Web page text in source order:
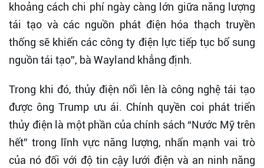
khoảng cách chi phí ngày càng lớn giữa năng lượng
tái tạo và các nguồn phát điện hóa thạch truyền
thống sẽ khiến các công ty điện lực tiếp tục bổ sung
nguồn tái tạo”, bà Wayland khẳng định.
Trong khi đó, thủy điện nổi lên là công nghệ tái tạo
được ông Trump ưu ái. Chính quyền coi phát triển
thủy điện là một phần của chính sách “Nước Mỹ trên
hết” trong lĩnh vực năng lượng, nhấn mạnh vai trò
của nó đối với độ tin cậy lưới điện và an ninh năng